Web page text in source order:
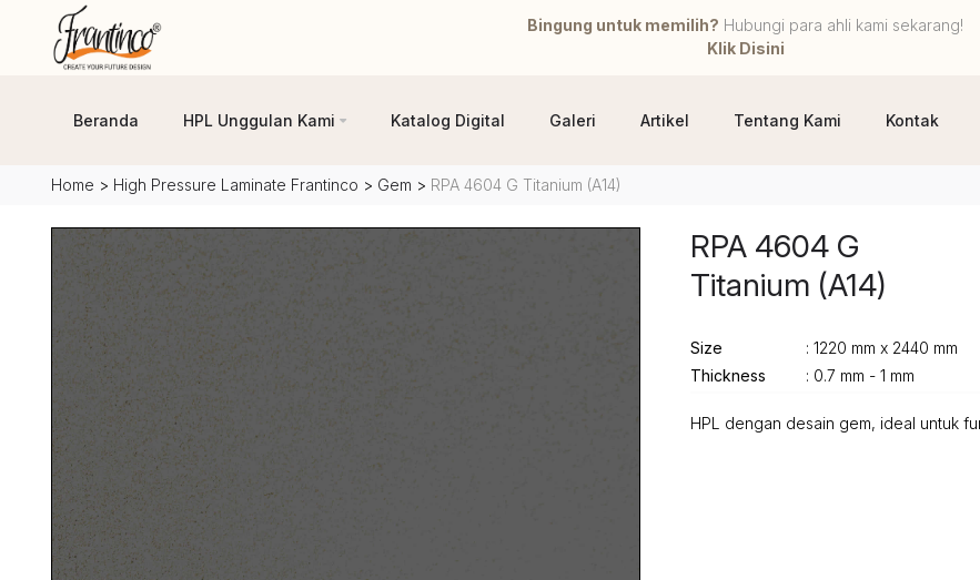
Bingung untuk memilih? Hubungi para ahli kami sekarang!
Klik Disini
Beranda HPL Unggulan Kami Katalog Digital Galeri Artikel Tentang Kami Kontak
Home > High Pressure Laminate Frantinco > Gem > RPA 4604 G Titanium (A14)
RPA 4604 G
Titanium (A14)
Size
: 1220 mm x 2440 mm
Thickness
: 0.7 mm - 1 mm
HPL dengan desain gem, ideal untuk